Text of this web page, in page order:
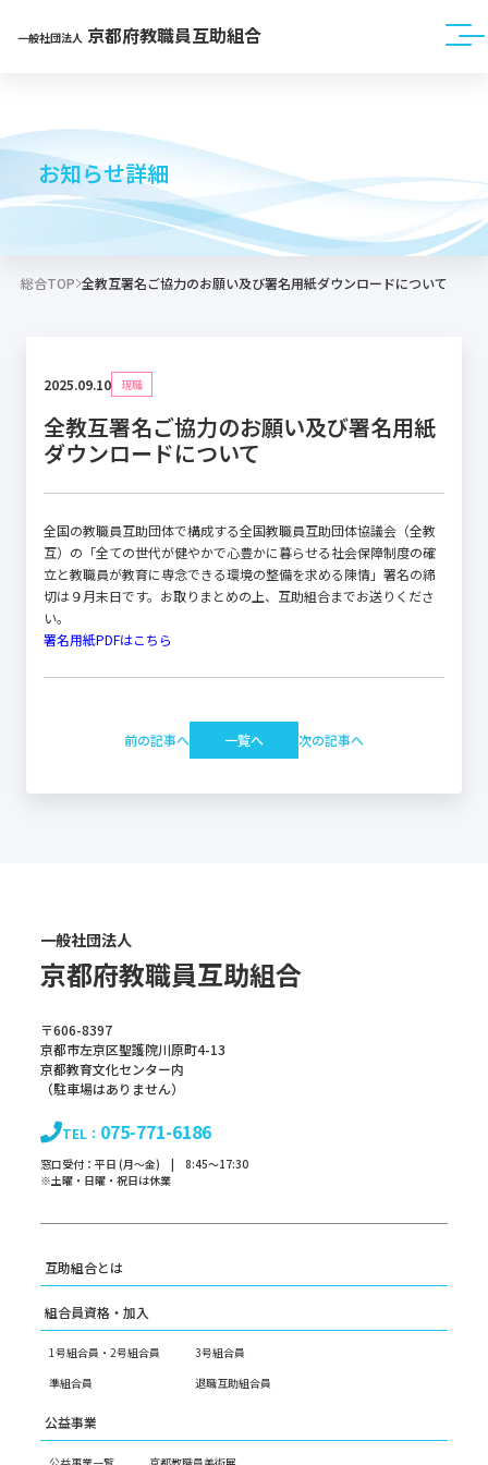
一般社団法人 京都府教職員互助組合
お知らせ詳細
総合TOP 全教互署名ご協力のお願い及び署名用紙ダウンロードについて
2025.09.10 現職
全教互署名ご協力のお願い及び署名用紙
ダウンロードについて
全国の教職員互助団体で構成する全国教職員互助団体協議会（全教
互）の「全ての世代が健やかで心豊かに暮らせる社会保障制度の確
立と教職員が教育に専念できる環境の整備を求める陳情」署名の締
切は９月末日です。お取りまとめの上、互助組合までお送りくださ
い。
署名用紙PDFはこちら
前の記事へ 一覧へ 次の記事へ
一般社団法人
京都府教職員互助組合
〒606-8397
京都市左京区聖護院川原町4-13
京都教育文化センター内
（駐車場はありません）
TEL： 075-771-6186
窓口受付：平日 (月～金) | 8:45～17:30
※土曜・日曜・祝日は休業
互助組合とは
組合員資格・加入
1号組合員・2号組合員
3号組合員
準組合員
退職互助組合員
公益事業